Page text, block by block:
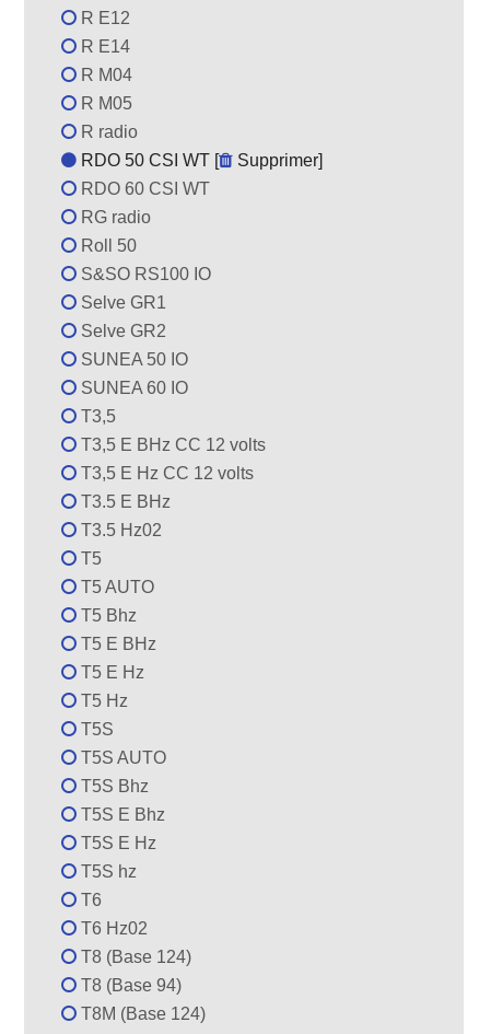
R E12
R E14
R M04
R M05
R radio
RDO 50 CSI WT [
Supprimer]
RDO 60 CSI WT
RG radio
Roll 50
S&SO RS100 IO
Selve GR1
Selve GR2
SUNEA 50 IO
SUNEA 60 IO
T3,5
T3,5 E BHz CC 12 volts
T3,5 E Hz CC 12 volts
T3.5 E BHz
T3.5 Hz02
T5
T5 AUTO
T5 Bhz
T5 E BHz
T5 E Hz
T5 Hz
T5S
T5S AUTO
T5S Bhz
T5S E Bhz
T5S E Hz
T5S hz
T6
T6 Hz02
T8 (Base 124)
T8 (Base 94)
T8M (Base 124)